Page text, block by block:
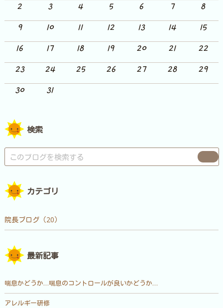
2
3 4 5 6 7
8
9
10 11 12 13 14
15
16
17 18 19 20 21
22
23
24 25 26 27 28
29
30
31
検索
カテゴリ
院長ブログ（20）
最新記事
喘息かどうか…喘息のコントロールが良いかどうか…
アレルギー研修